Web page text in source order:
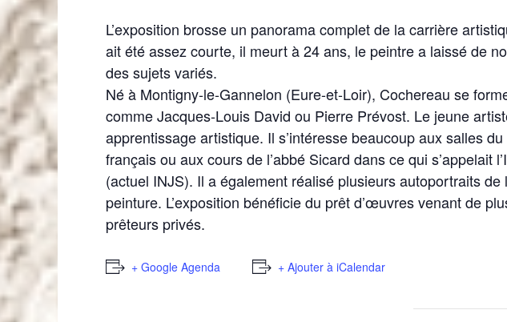
L’exposition brosse un panorama complet de la carrière
ait été assez courte, il meurt à 24 ans, le peintre a laissé de
des sujets variés.
Né à Montigny-le-Gannelon (Eure-et-Loir), Cochereau se
comme Jacques-Louis David ou Pierre Prévost. Le jeune
apprentissage artistique. Il s’intéresse beaucoup aux salles
français ou aux cours de l’abbé Sicard dans ce qui s’appelait
(actuel INJS). Il a également réalisé plusieurs autoportraits
peinture. L’exposition bénéficie du prêt d’œuvres venant de
prêteurs privés.
+ Google Agenda + Ajouter à iCalendar